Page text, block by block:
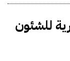
للشئون